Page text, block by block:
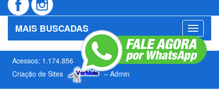
MAIS BUSCADAS
Acessos: 1.174.856
Criação de Sites
– Admin